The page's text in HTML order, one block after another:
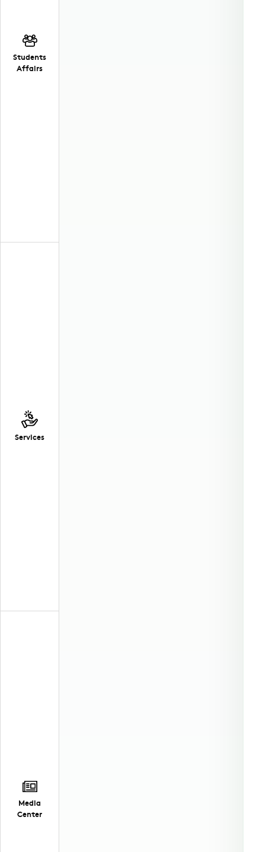
Students
Affairs
Services
Media
Center